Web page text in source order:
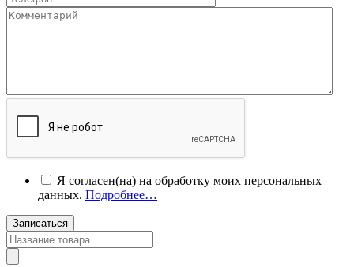
Я согласен(на) на обработку моих персональных
данных. Подробнее…
Записаться